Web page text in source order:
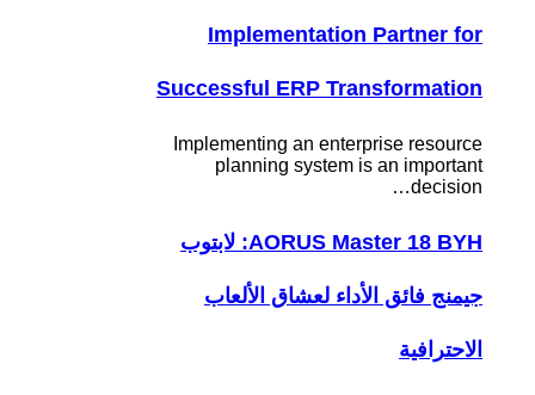
Implementation Partner for
Successful ERP Transformation
Implementing an enterprise resource
planning system is an important
decision…
AORUS Master 18 BYH: لابتوب
جيمنج فائق الأداء لعشاق الألعاب
الاحترافية